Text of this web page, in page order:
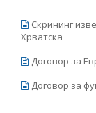
Скрининг
Хрватска
Договор за
Договор за